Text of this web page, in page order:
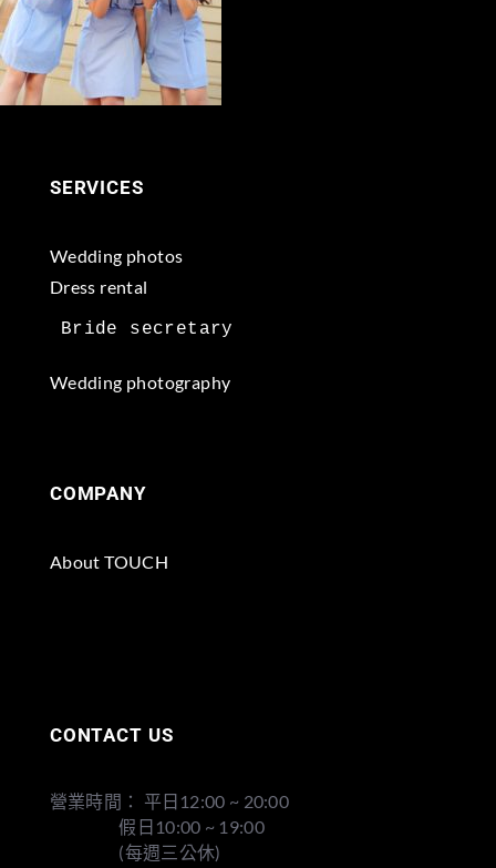
SERVICES
Wedding photos
Dress rental
Wedding photography
COMPANY
About TOUCH
CONTACT US
營業時間： 平日12:00 ~ 20:00
假日10:00 ~ 19:00
(每週三公休)